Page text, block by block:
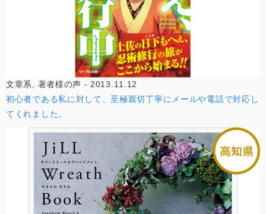
文章系, 著者様の声 - 2013.11.12
初心者である私に対して、至極親切丁寧にメールや電話で対応し
てくれました。